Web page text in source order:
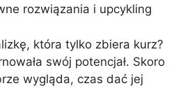
rozwiązania i upcykling
która tylko zbiera kurz?
swój potencjał. Skoro
wygląda, czas dać jej